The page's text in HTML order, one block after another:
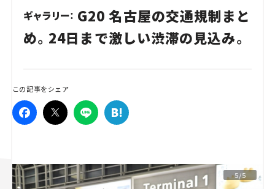
ギャラリー： G20 名古屋の交通規制まと
め。24日まで激しい渋滞の見込み。
この記事をシェア
5/5
Lifestyle
Traffic
Series
Campaign
スズキ ジムニー｜Suzuki Jimny
スズキ｜Suzuki
マツダ｜Mazda
マツダ ロードスター｜Mazda Roadster